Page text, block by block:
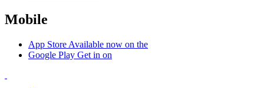
Mobile
App Store Available now on the
Google Play Get in on